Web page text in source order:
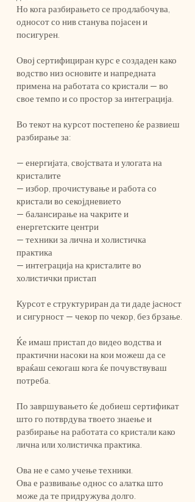
Но кога разбирањето се продлабочува,
односот со нив станува појасен и
посигурен.
Овој сертифициран курс е создаден како
водство низ основите и напредната
примена на работата со кристали — во
свое темпо и со простор за интеграција.
Во текот на курсот постепено ќе развиеш
разбирање за:
— енергијата, својствата и улогата на
кристалите
— избор, прочистување и работа со
кристали во секојдневието
— балансирање на чакрите и
енергетските центри
— техники за лична и холистичка
практика
— интеграција на кристалите во
холистички пристап
Курсот е структуриран да ти даде јасност
и сигурност — чекор по чекор, без брзање.
Ќе имаш пристап до видео водства и
практични насоки на кои можеш да се
враќаш секогаш кога ќе почувствуваш
потреба.
По завршувањето ќе добиеш сертификат
што го потврдува твоето знаење и
разбирање на работата со кристали како
лична или холистичка практика.
Ова не е само учење техники.
Ова е развивање однос со алатка што
може да те придружува долго.